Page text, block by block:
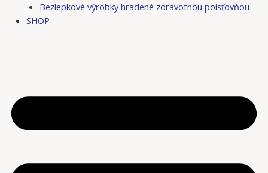
Bezlepkové výrobky hradené zdravotnou poisťovňou
SHOP